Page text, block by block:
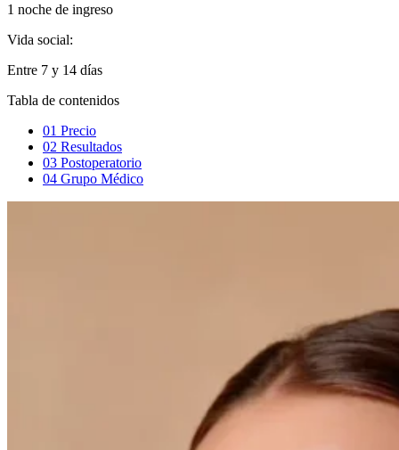
1 noche de ingreso
Vida social:
Entre 7 y 14 días
Tabla de contenidos
01 Precio
02 Resultados
03 Postoperatorio
04 Grupo Médico